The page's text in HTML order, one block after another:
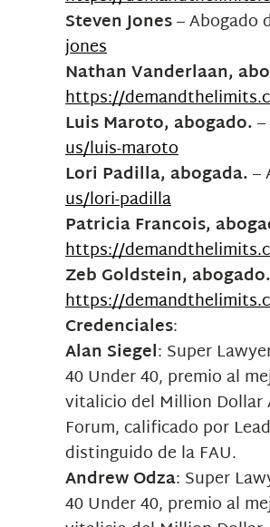
Steven Jones– Abogado
jones
Nathan Vanderlaan,
https://
Luis Maroto, abogado.
us/luis-maroto
Lori Padilla, abogada.–
us/lori-padilla
Patricia Francois,
https://
Zeb Goldstein, abogado.
https://
Credenciales:
Alan Siegel: Super
40 Under 40, premio al
vitalicio del Million Dollar
Forum, calificado por
distinguido de la FAU.
Andrew Odza: Super
40 Under 40, premio al